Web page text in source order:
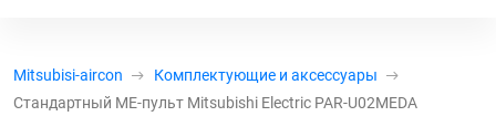
Mitsubisi-aircon
Комплектующие и аксессуары
Стандартный ME-пульт Mitsubishi Electric PAR-U02MEDA